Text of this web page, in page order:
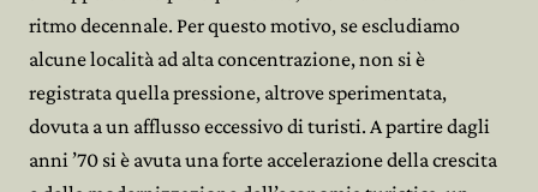
ritmo decennale. Per questo motivo, se escludiamo
alcune località ad alta concentrazione, non si è
registrata quella pressione, altrove sperimentata,
dovuta a un afflusso eccessivo di turisti. A partire dagli
anni ’70 si è avuta una forte accelerazione della crescita